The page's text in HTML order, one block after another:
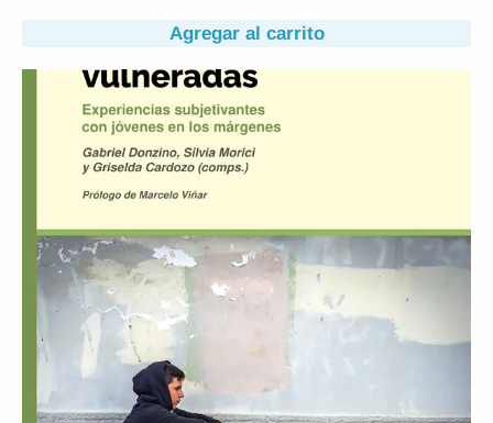
Agregar al carrito